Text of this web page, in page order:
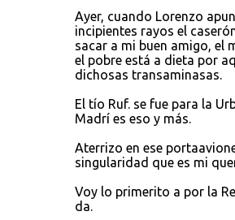
Ayer, cuando Lorenzo
incipientes rayos el
sacar a mi buen amigo, el
el pobre está a dieta por
dichosas transaminasas.
El tío Ruf. se fue para la
Madrí es eso y más.
Aterrizo en ese
singularidad que es mi
Voy lo primerito a por la
da.